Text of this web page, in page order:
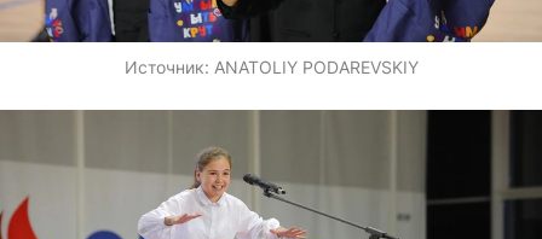
Источник: ANATOLIY PODAREVSKIY